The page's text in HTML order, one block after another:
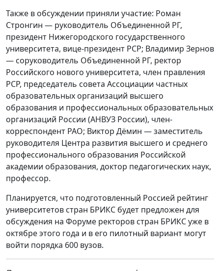
Также в обсуждении приняли участие: Роман
Стронгин — руководитель Объединенной РГ,
президент Нижегородского государственного
университета, вице-президент РСР; Владимир Зернов
— соруководитель Объединенной РГ, ректор
Российского нового университета, член правления
РСР, председатель совета Ассоциации частных
образовательных организаций высшего
образования и профессиональных образовательных
организаций России (АНВУЗ России), член-
корреспондент РАО; Виктор Дёмин — заместитель
руководителя Центра развития высшего и среднего
профессионального образования Российской
академии образования, доктор педагогических наук,
профессор.
Планируется, что подготовленный Россией рейтинг
университетов стран БРИКС будет предложен для
обсуждения на Форуме ректоров стран БРИКС уже в
октябре этого года и в его пилотный вариант могут
войти порядка 600 вузов.